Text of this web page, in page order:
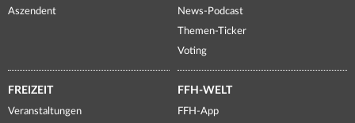
Aszendent
News-Podcast
Themen-Ticker
Voting
FREIZEIT
Veranstaltungen
FFH-WELT
FFH-App